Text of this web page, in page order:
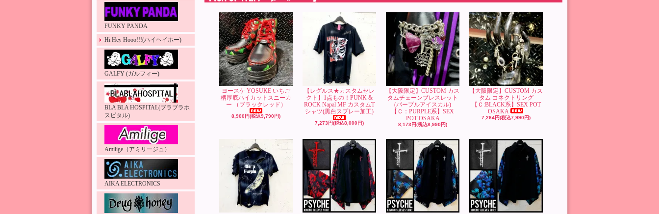
FUNKY PANDA
Hi Hey Hooo!!!(ハイヘイホー)
GALFY (ガルフィー)
BLA BLA HOSPITAL(ブラブラホ
スピタル)
Amilige（アミリージュ）
AIKA ELECTRONICS
ヨースケ YOSUKE いちご
柄厚底ハイカットスニーカ
ー （ブラックレッド）
8,900円(税込9,790円)
【レグルス★カスタムセレ
クト】1点もの！PUNK &
ROCK Napal MF カスタムT
シャツ(黒白スプレー加工)
7,273円(税込8,000円)
【大阪限定】CUSTOM カス
タムチェーンブレスレット
(パープルアイスカル)
【Ｃ：PURPLE系】SEX
POT OSAKA
8,173円(税込8,990円)
【大阪限定】CUSTOM カス
タム コネクトリング
【Ｃ:BLACK系】SEX POT
OSAKA
7,264円(税込7,990円)